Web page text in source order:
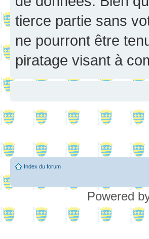
tierce partie sans
ne pourront être
piratage visant à
Index du forum
Powered